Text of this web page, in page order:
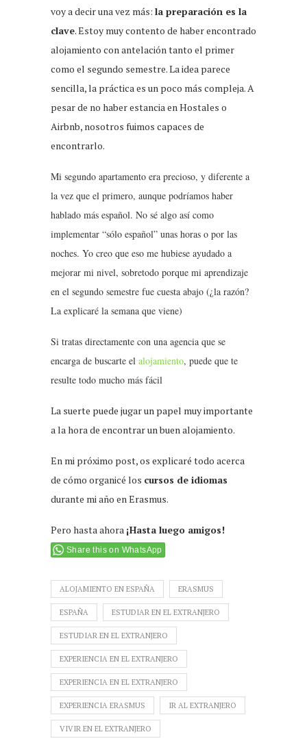
voy a decir una vez más: la preparación es la
clave. Estoy muy contento de haber encontrado
alojamiento con antelación tanto el primer
como el segundo semestre. La idea parece
sencilla, la práctica es un poco más compleja. A
pesar de no haber estancia en Hostales o
Airbnb, nosotros fuimos capaces de
encontrarlo.
Mi segundo apartamento era precioso, y diferente a
la vez que el primero, aunque podríamos haber
hablado más español. No sé algo así como
implementar “sólo español” unas horas o por las
noches. Yo creo que eso me hubiese ayudado a
mejorar mi nivel, sobretodo porque mi aprendizaje
en el segundo semestre fue cuesta abajo (¿la razón?
La explicaré la semana que viene)
Si tratas directamente con una agencia que se
encarga de buscarte el alojamiento, puede que te
resulte todo mucho más fácil
La suerte puede jugar un papel muy importante
a la hora de encontrar un buen alojamiento.
En mi próximo post, os explicaré todo acerca
de cómo organicé los cursos de idiomas
durante mi año en Erasmus.
Pero hasta ahora ¡Hasta luego amigos!
Share this on WhatsApp
ALOJAMIENTO EN ESPAÑA ERASMUS
ESPAÑA ESTUDIAR EN EL EXTRANJERO
ESTUDIAR EN EL EXTRANJERO
EXPERIENCIA EN EL EXTRANJERO
EXPERIENCIA EN EL EXTRANJERO
EXPERIENCIA ERASMUS IR AL EXTRANJERO
VIVIR EN EL EXTRANJERO